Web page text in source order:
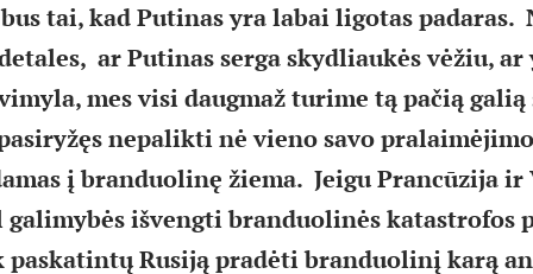
tai, kad Putinas yra labai ligotas padaras.
ar Putinas serga skydliaukės vėžiu, ar
mes visi daugmaž turime tą pačią
nepalikti nė vieno savo
į branduolinę žiema. Jeigu Prancūzija
galimybės išvengti branduolinės katastrofos
Rusiją pradėti branduolinį karą